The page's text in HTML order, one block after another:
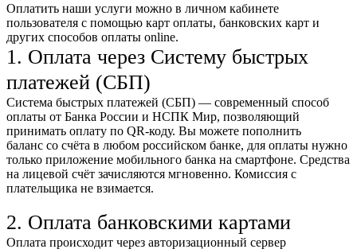
Оплатить наши услуги можно в личном кабинете
пользователя с помощью карт оплаты, банковских карт и
других способов оплаты online.
1. Оплата через Систему быстрых
платежей (СБП)
Система быстрых платежей (СБП) — современный способ
оплаты от Банка России и НСПК Мир, позволяющий
принимать оплату по QR-коду. Вы можете пополнить
баланс со счёта в любом российском банке, для оплаты нужно
только приложение мобильного банка на смартфоне. Средства
на лицевой счёт зачисляются мгновенно. Комиссия с
плательщика не взимается.
2. Оплата банковскими картами
Оплата происходит через авторизационный сервер